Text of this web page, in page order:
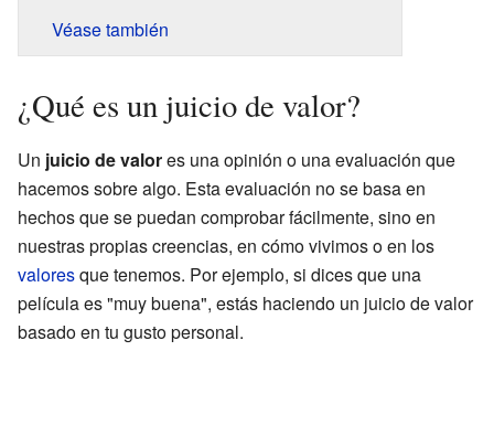
Véase también
¿Qué es un juicio de valor?
Un juicio de valores una opinión o una evaluación que
hacemos sobre algo. Esta evaluación no se basa en
hechos que se puedan comprobar fácilmente, sino en
nuestras propias creencias, en cómo vivimos o en los
valoresque tenemos. Por ejemplo, si dices que una
película es "muy buena", estás haciendo un juicio de valor
basado en tu gusto personal.